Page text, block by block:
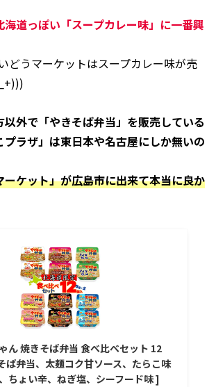
道っぽい「スープカレー味」に一番興
どうマーケットはスープカレー味が売
外で「やきそば弁当」を販売している
プラザ」は東日本や名古屋にしか無いの
ーケット」が広島市に出来て本当に良か
ん 焼きそば弁当 食べ比べセット 12
ば弁当、太麺コク甘ソース、たらこ味
ちょい辛、ねぎ塩、シーフード味 ]